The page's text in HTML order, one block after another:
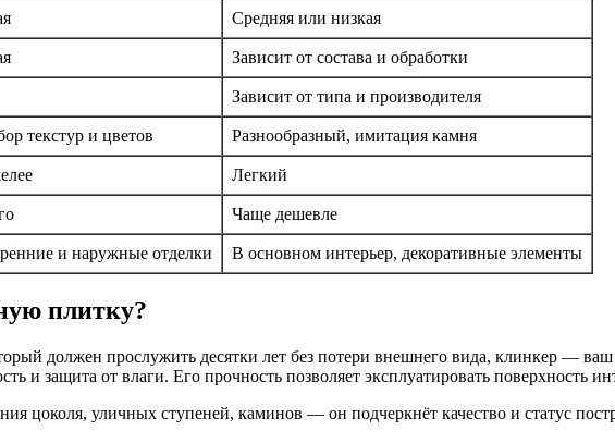
Средняя или низкая
Зависит от состава и обработки
Зависит от типа и производителя
текстур и цветов Разнообразный, имитация камня
Легкий
Чаще дешевле
и наружные отделки В основном интерьер, декоративные элементы
плитку?
должен прослужить десятки лет без потери внешнего вида, клинкер —
и защита от влаги. Его прочность позволяет эксплуатировать поверхность
цоколя, уличных ступеней, каминов — он подчеркнёт качество и статус